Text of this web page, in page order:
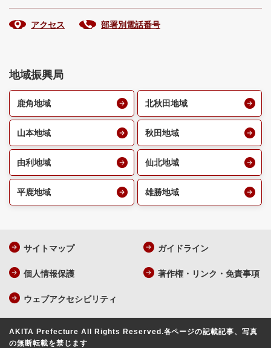
アクセス 部署別電話番号
地域振興局
鹿角地域 北秋田地域
山本地域 秋田地域
由利地域 仙北地域
平鹿地域 雄勝地域
サイトマップ ガイドライン
個人情報保護 著作権・リンク・免責事項
ウェブアクセシビリティ
AKITA Prefecture All Rights Reserved.各ページの記載記事、写真
の無断転載を禁じます